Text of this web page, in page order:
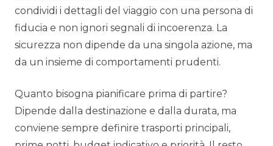
condividi i dettagli del viaggio con una persona di
fiducia e non ignori segnali di incoerenza. La
sicurezza non dipende da una singola azione, ma
da un insieme di comportamenti prudenti.
Quanto bisogna pianificare prima di partire?
Dipende dalla destinazione e dalla durata, ma
conviene sempre definire trasporti principali,